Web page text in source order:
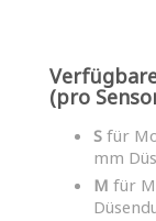
(pro
S für
mm
M für